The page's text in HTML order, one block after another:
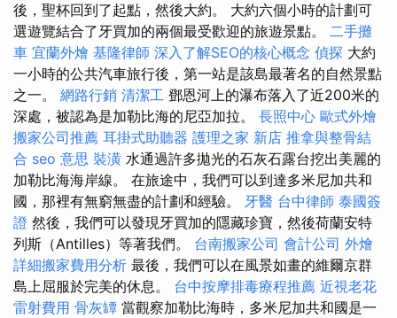
後，聖杯回到了起點，然後大約。 大約六個小時的計劃可
選遊覽結合了牙買加的兩個最受歡迎的旅遊景點。 二手攤
車 宜蘭外燴 基隆律師 深入了解SEO的核心概念 偵探 大約
一小時的公共汽車旅行後，第一站是該島最著名的自然景點
之一。 網路行銷 清潔工 鄧恩河上的瀑布落入了近200米的
深處，被認為是加勒比海的尼亞加拉。 長照中心 歐式外燴
搬家公司推薦 耳掛式助聽器 護理之家 新店 推拿與整骨結
合 seo 意思 裝潢 水通過許多拋光的石灰石露台挖出美麗的
加勒比海海岸線。 在旅途中，我們可以到達多米尼加共和
國，那裡有無窮無盡的計劃和經驗。 牙醫 台中律師 泰國簽
證 然後，我們可以發現牙買加的隱藏珍寶，然後荷蘭安特
列斯（Antilles）等著我們。 台南搬家公司 會計公司 外燴
詳細搬家費用分析 最後，我們可以在風景如畫的維爾京群
島上屈服於完美的休息。 台中按摩排毒療程推薦 近視老花
雷射費用 骨灰罈 當觀察加勒比海時，多米尼加共和國是一